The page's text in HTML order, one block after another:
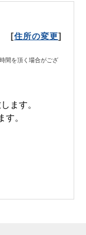
[住所の変更]
間を頂く場合がござ
ます。
。